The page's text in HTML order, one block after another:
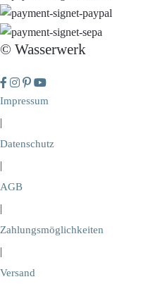
© Wasserwerk
Impressum
|
Datenschutz
|
AGB
|
Zahlungsmöglichkeiten
|
Versand